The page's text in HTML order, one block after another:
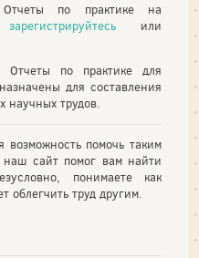
по практике на
зарегистрируйтесь или
Отчеты по практике для
для составления
научных трудов.
возможность помочь таким
сайт помог вам найти
понимаете как
облегчить труд другим.